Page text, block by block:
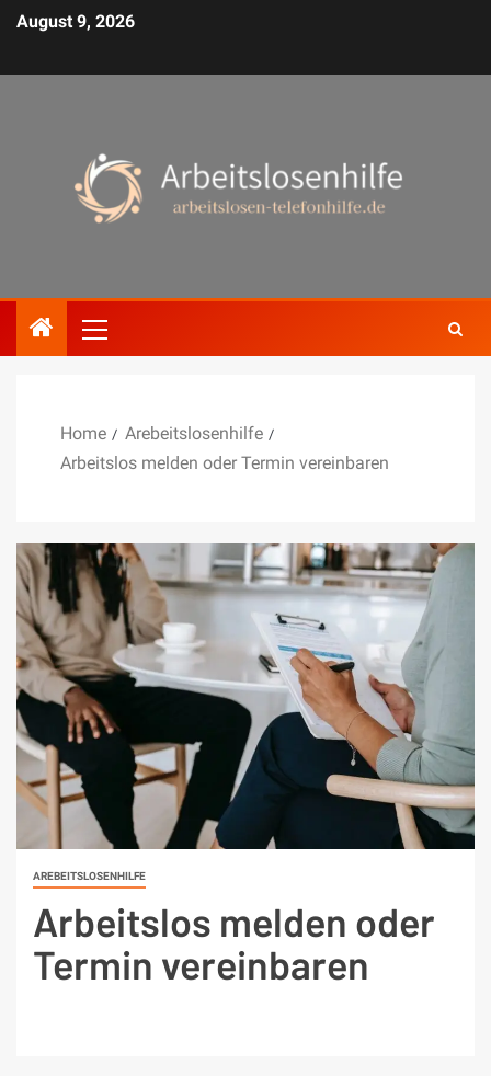
August 9, 2026
Home
Arebeitslosenhilfe
Arbeitslos melden oder Termin vereinbaren
AREBEITSLOSENHILFE
Arbeitslos melden oder
Termin vereinbaren